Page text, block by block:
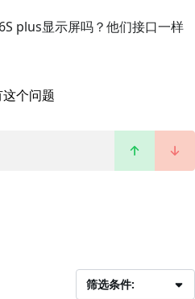
plus显示屏吗？他们接口一样
个问题
筛选条件: